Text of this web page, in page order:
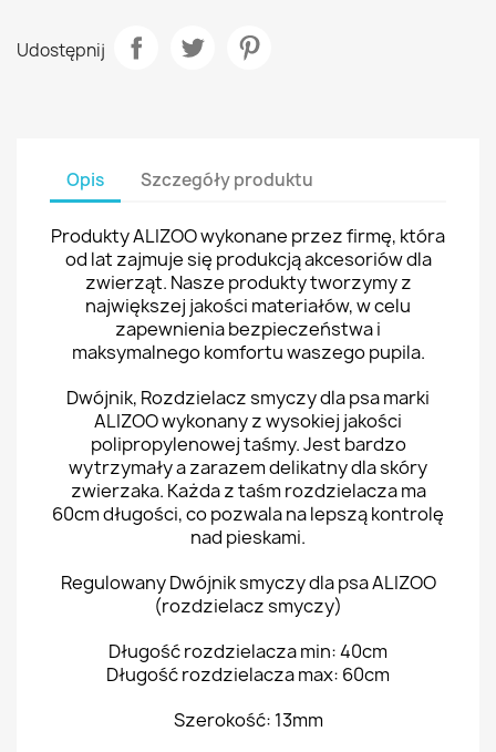
Udostępnij
Opis Szczegóły produktu
Produkty ALIZOO wykonane przez firmę, która
od lat zajmuje się produkcją akcesoriów dla
zwierząt. Nasze produkty tworzymy z
największej jakości materiałów, w celu
zapewnienia bezpieczeństwa i
maksymalnego komfortu waszego pupila.
Dwójnik, Rozdzielacz smyczy dla psa marki
ALIZOO wykonany z wysokiej jakości
polipropylenowej taśmy. Jest bardzo
wytrzymały a zarazem delikatny dla skóry
zwierzaka. Każda z taśm rozdzielacza ma
60cm długości, co pozwala na lepszą kontrolę
nad pieskami.
Regulowany Dwójnik smyczy dla psa ALIZOO
(rozdzielacz smyczy)
Długość rozdzielacza min: 40cm
Długość rozdzielacza max: 60cm
Szerokość: 13mm